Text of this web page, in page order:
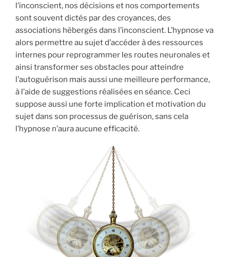
l’inconscient, nos décisions et nos comportements
sont souvent dictés par des croyances, des
associations hébergés dans l’inconscient. L’hypnose va
alors permettre au sujet d’accéder à des ressources
internes pour reprogrammer les routes neuronales et
ainsi transformer ses obstacles pour atteindre
l’autoguérison mais aussi une meilleure performance,
à l’aide de suggestions réalisées en séance. Ceci
suppose aussi une forte implication et motivation du
sujet dans son processus de guérison, sans cela
l’hypnose n’aura aucune efficacité.